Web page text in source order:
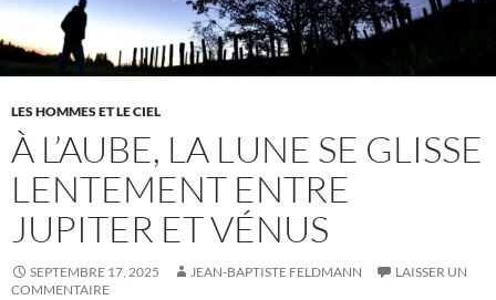
LES HOMMES ET LE CIEL
À L’AUBE, LA LUNE SE GLISSE
LENTEMENT ENTRE
JUPITER ET VÉNUS
SEPTEMBRE 17, 2025 JEAN-BAPTISTE FELDMANN
LAISSER UN
COMMENTAIRE